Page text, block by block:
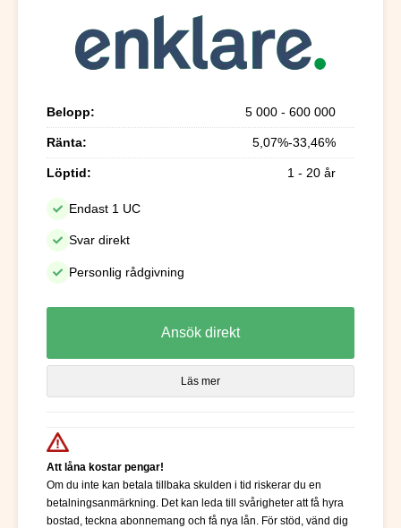
Belopp: 5 000 - 600 000
Ränta: 5,07%-33,46%
Löptid: 1 - 20 år
Endast 1 UC
Svar direkt
Personlig rådgivning
Ansök direkt
Läs mer
Att låna kostar pengar!
Om du inte kan betala tillbaka skulden i tid riskerar du en
betalningsanmärkning. Det kan leda till svårigheter att få hyra
bostad, teckna abonnemang och få nya lån. För stöd, vänd dig